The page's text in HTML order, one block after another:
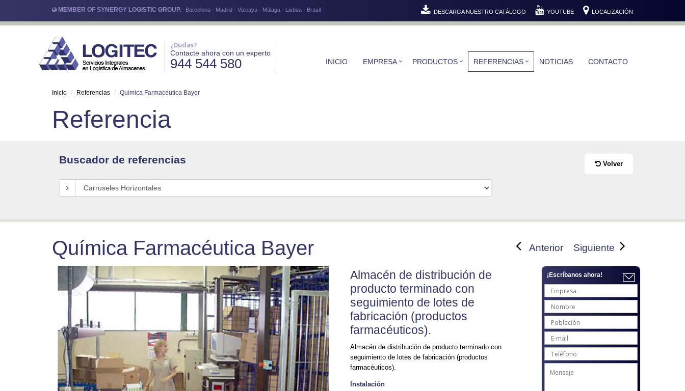
MEMBER OF SYNERGY LOGISTIC GROUP. Barcelona · Madrid · Vizcaya · Málaga · Lisboa · Brasil DESCARGA NUESTRO CATÁLOGO YOUTUBE LOCALIZACIÓN
¿Dudas?
Contacte ahora con un experto
944 544 580 INICIO EMPRESA PRODUCTOS REFERENCIAS NOTICIAS CONTACTO
Inicio Referencias Química Farmacéutica Bayer
Referencia
Buscador de referencias Volver
Anterior Siguiente
Química Farmacéutica Bayer
Almacén de distribución de
producto terminado con
seguimiento de lotes de
fabricación (productos
farmacéuticos).
Almacén de distribución de producto terminado con
seguimiento de lotes de fabricación (productos
farmacéuticos).
Instalación
¡Escríbanos ahora!